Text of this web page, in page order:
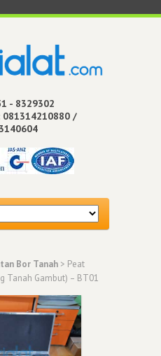
- 8329302
081314210880 /
Bor Tanah > Peat
Tanah Gambut) – BT01